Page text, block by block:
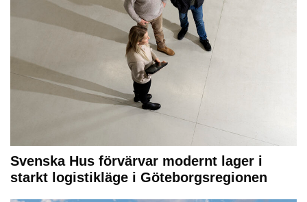
Svenska Hus förvärvar modernt lager i
starkt logistikläge i Göteborgsregionen